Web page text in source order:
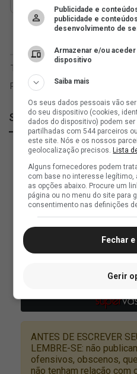
SuperVasco
Publicidade e
publicidade e
desenvolvimento de
Armazenar e/ou
dispositivo
Saiba mais
Os seus dados pessoais vão
do seu dispositivo (cookies,
dados do dispositivo) podem
partilhadas com 544 parceiros
este site. Nós e os nossos
geolocalização precisos. Lista
Alguns fornecedores podem
com base no interesse legítimo,
as opções abaixo. Procure um
página ou no menu do site para
consentimento nas definições
Fechar
Gerir